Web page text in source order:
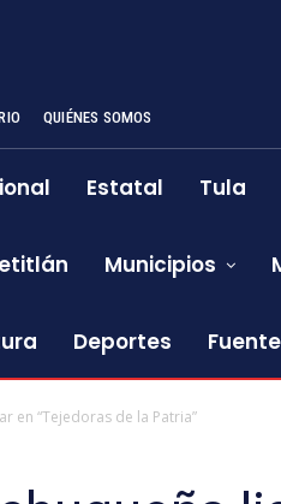
QUIÉNES SOMOS
Estatal Tula
Municipios
Deportes
en “Tejedoras de la Patria”